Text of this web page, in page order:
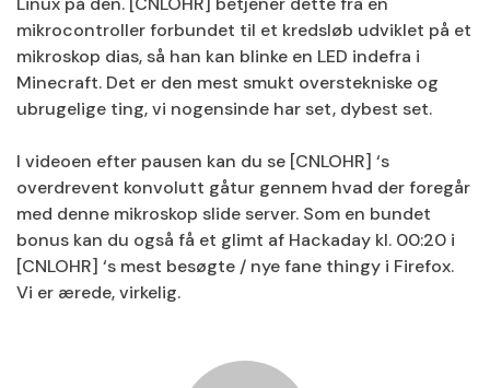
mikrocontroller forbundet til et kredsløb udviklet på et
mikroskop dias, så han kan blinke en LED indefra i
Minecraft. Det er den mest smukt overstekniske og
ubrugelige ting, vi nogensinde har set, dybest set.
I videoen efter pausen kan du se [CNLOHR] ‘s
overdrevent konvolutt gåtur gennem hvad der foregår
med denne mikroskop slide server. Som en bundet
bonus kan du også få et glimt af Hackaday kl. 00:20 i
[CNLOHR] ‘s mest besøgte / nye fane thingy i Firefox.
Vi er ærede, virkelig.